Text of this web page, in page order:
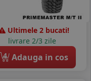
Ultimele 2 bucati!
livrare 2/3 zile
4 Adauga in cos